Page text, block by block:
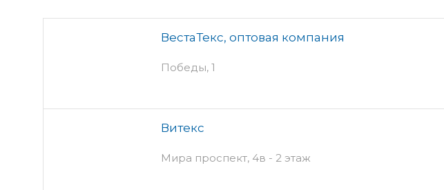
ВестаТекс, оптовая компания
Победы, 1
Витекс
Мира проспект, 4в - 2 этаж